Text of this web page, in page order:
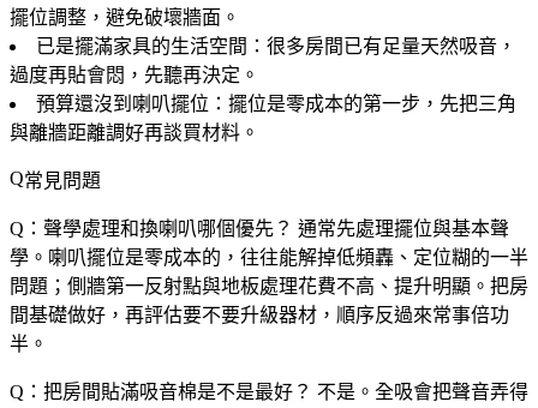
擺位調整，避免破壞牆面。
已是擺滿家具的生活空間 ：很多房間已有足量天然吸音，
過度再貼會悶，先聽再決定。
預算還沒到喇叭擺位 ：擺位是零成本的第一步，先把三角
與離牆距離調好再談買材料。
常見問題
Q：聲學處理和換喇叭哪個優先？ 通常先處理擺位與基本聲
學。喇叭擺位是零成本的，往往能解掉低頻轟、定位糊的一半
問題；側牆第一反射點與地板處理花費不高、提升明顯。把房
間基礎做好，再評估要不要升級器材，順序反過來常事倍功
半。
Q：把房間貼滿吸音棉是不是最好？ 不是。全吸會把聲音弄得